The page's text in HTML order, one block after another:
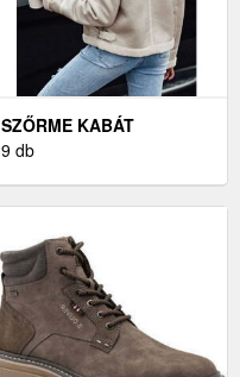
SZŐRME KABÁT
9 db